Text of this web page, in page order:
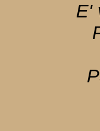
E'